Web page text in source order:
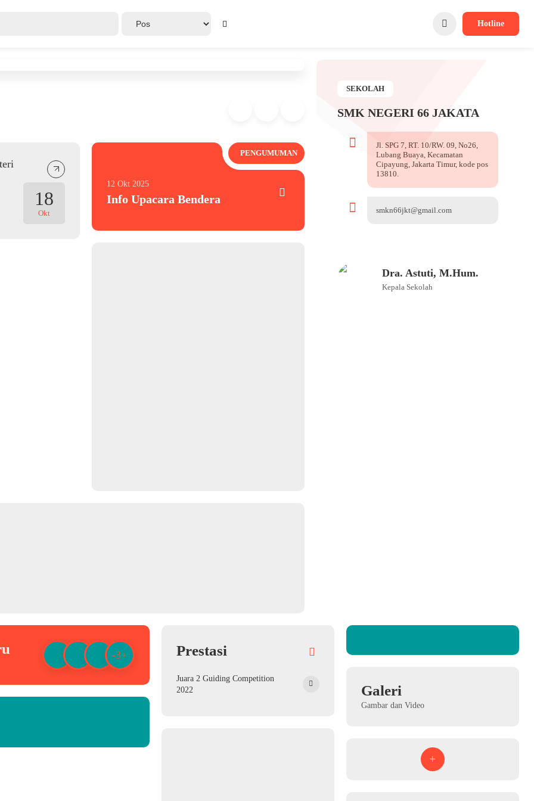
Hotline
18
Okt
PENGUMUMAN
12 Okt 2025
Info Upacara Bendera
SEKOLAH
SMK NEGERI 66 JAKATA
Jl. SPG 7, RT. 10/RW. 09, No26,
Lubang Buaya, Kecamatan
Cipayung, Jakarta Timur, kode pos
13810.
smkn66jkt@gmail.com
Dra. Astuti, M.Hum.
Kepala Sekolah
-3+ Prestasi
Juara 2 Guiding Competition
2022
Galeri
Gambar dan Video
+